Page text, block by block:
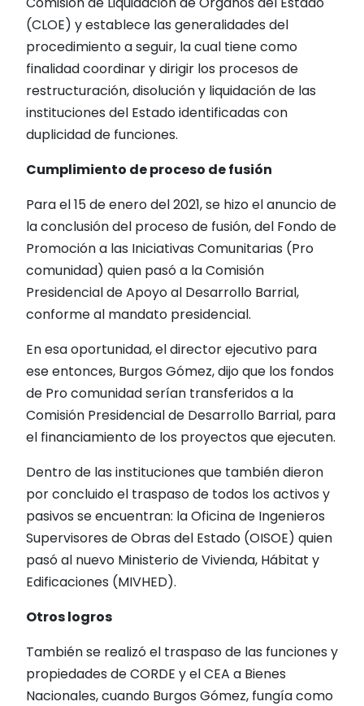
(CLOE) y establece las generalidades del
procedimiento a seguir, la cual tiene como
finalidad coordinar y dirigir los procesos de
restructuración, disolución y liquidación de las
instituciones del Estado identificadas con
duplicidad de funciones.
Cumplimiento de proceso de fusión
Para el 15 de enero del 2021, se hizo el anuncio de
la conclusión del proceso de fusión, del Fondo de
Promoción a las Iniciativas Comunitarias (Pro
comunidad) quien pasó a la Comisión
Presidencial de Apoyo al Desarrollo Barrial,
conforme al mandato presidencial.
En esa oportunidad, el director ejecutivo para
ese entonces, Burgos Gómez, dijo que los fondos
de Pro comunidad serían transferidos a la
Comisión Presidencial de Desarrollo Barrial, para
el financiamiento de los proyectos que ejecuten.
Dentro de las instituciones que también dieron
por concluido el traspaso de todos los activos y
pasivos se encuentran: la Oficina de Ingenieros
Supervisores de Obras del Estado (OISOE) quien
pasó al nuevo Ministerio de Vivienda, Hábitat y
Edificaciones (MIVHED).
Otros logros
También se realizó el traspaso de las funciones y
propiedades de CORDE y el CEA a Bienes
Nacionales, cuando Burgos Gómez, fungía como